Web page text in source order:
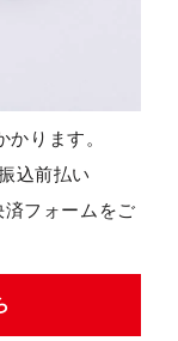
ります。
込前払い
フォームをご